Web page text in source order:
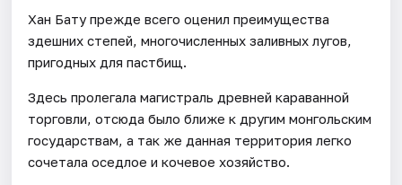
Хан Бату прежде всего оценил преимущества
здешних степей, многочисленных заливных лугов,
пригодных для пастбищ.
Здесь пролегала магистраль древней караванной
торговли, отсюда было ближе к другим монгольским
государствам, а так же данная территория легко
сочетала оседлое и кочевое хозяйство.